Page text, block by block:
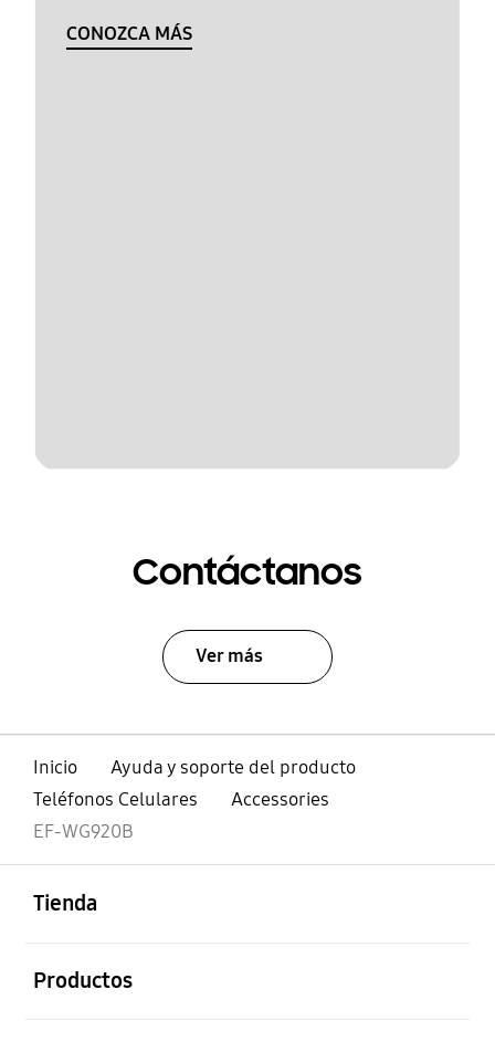
CONOZCA MÁS
Contáctanos
Ver más
Inicio
Ayuda y soporte del producto
Teléfonos Celulares
Accessories
EF-WG920B
Tienda
Productos